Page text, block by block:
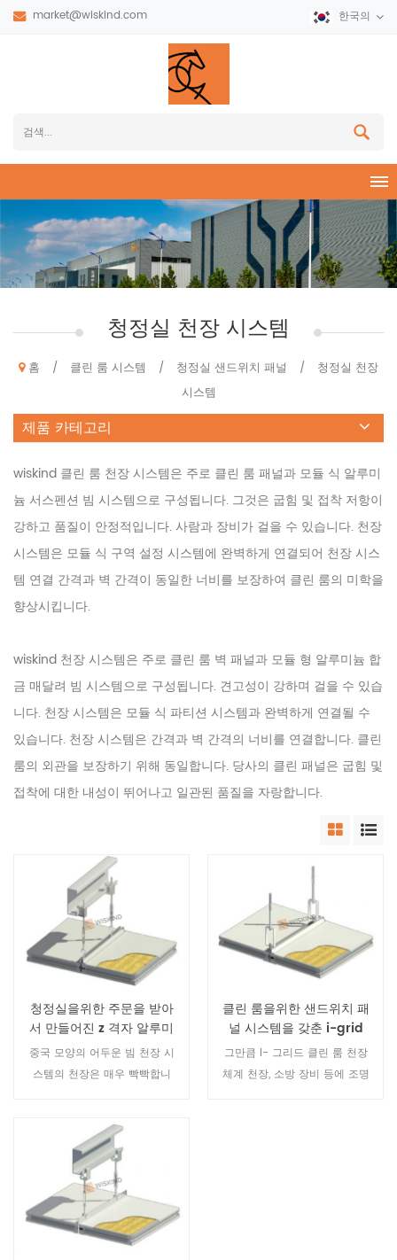
market@wiskind.com 한국의
청정실 천장 시스템
홈 / 클린 룸 시스템 / 청정실 샌드위치 패널 /
청정실 천장
시스템
제품 카테고리
wiskind 클린 룸 천장 시스템은 주로 클린 룸 패널과 모듈 식 알루미
늄 서스펜션 빔 시스템으로 구성됩니다. 그것은 굽힘 및 접착 저항이
강하고 품질이 안정적입니다. 사람과 장비가 걸을 수 있습니다. 천장
시스템은 모듈 식 구역 설정 시스템에 완벽하게 연결되어 천장 시스
템 연결 간격과 벽 간격이 동일한 너비를 보장하여 클린 룸의 미학을
향상시킵니다.
wiskind 천장 시스템은 주로 클린 룸 벽 패널과 모듈 형 알루미늄 합
금 매달려 빔 시스템으로 구성됩니다. 견고성이 강하며 걸을 수 있습
니다. 천장 시스템은 모듈 식 파티션 시스템과 완벽하게 연결될 수
있습니다. 천장 시스템은 간격과 벽 간격의 너비를 연결합니다. 클린
룸의 외관을 보장하기 위해 동일합니다. 당사의 클린 패널은 굽힘 및
접착에 대한 내성이 뛰어나고 일관된 품질을 자랑합니다.
청정실을위한 주문을 받아
서 만들어진 z 격자 알루미
늄 벌집 천장 도와
중국 모양의 어두운 빔 천장 시
스템의 천장은 매우 빡빡합니
벽하게 연결될 수 있습니다. 천
장 시스템은 간격과 벽 간격의
너비를 연결합니다. 클린 룸의
외관을 보장하기 위해 동일합
니다.
클린 룸을위한 샌드위치 패
널 시스템을 갖춘 i-grid
스틸 천장
그만큼 i- 그리드 클린 룸 천장
체계 천장, 소방 장비 등에 조명